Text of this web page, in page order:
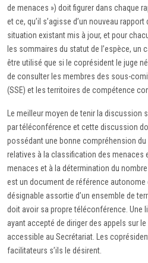
de menaces ») doit figurer dans chaque
et ce, qu’il s’agisse d’un nouveau
situation existant mis à jour, et pour
les sommaires du statut de l’espèce, un
être utilisé que si le coprésident le juge
de consulter les membres des sous-
(SSE) et les territoires de compétence
Le meilleur moyen de tenir la discussion
par téléconférence et cette discussion
possédant une bonne compréhension
relatives à la classification des menaces
menaces et à la détermination du nombre
est un document de référence autonome
désignable assortie d’un ensemble de
doit avoir sa propre téléconférence. Une
ayant accepté de diriger des appels sur
accessible au Secrétariat. Les
facilitateurs s’ils le désirent.